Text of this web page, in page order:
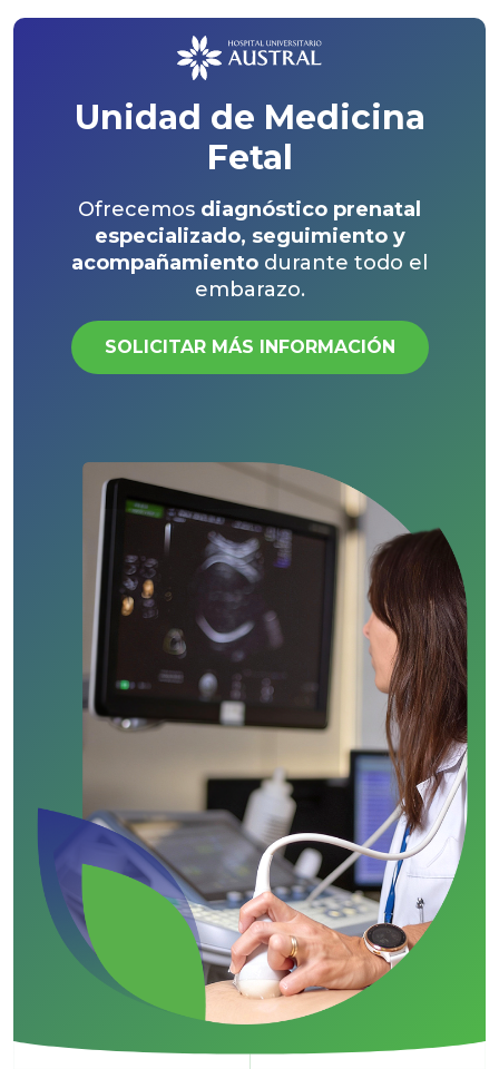
Unidad de Medicina
Fetal
Ofrecemos diagnóstico prenatal
especializado, seguimiento y
acompañamiento durante todo el
embarazo.
SOLICITAR MÁS INFORMACIÓN